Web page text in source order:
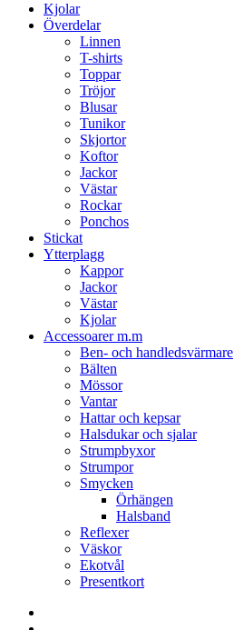
Kjolar
Överdelar
Linnen
T-shirts
Toppar
Tröjor
Blusar
Tunikor
Skjortor
Koftor
Jackor
Västar
Rockar
Ponchos
Stickat
Ytterplagg
Kappor
Jackor
Västar
Kjolar
Accessoarer m.m
Ben- och handledsvärmare
Bälten
Mössor
Vantar
Hattar och kepsar
Halsdukar och sjalar
Strumpbyxor
Strumpor
Smycken
Örhängen
Halsband
Reflexer
Väskor
Ekotvål
Presentkort